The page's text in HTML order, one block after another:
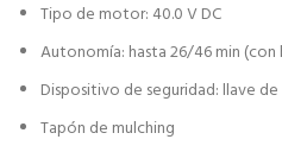
Tipo de motor: 40.0 V DC
Autonomía: hasta 26/46 min
Dispositivo de seguridad: llave
Tapón de mulching